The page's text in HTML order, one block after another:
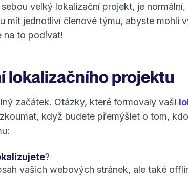
velký lokalizační projekt, je
mít jednotliví členové týmu, abyste mohli
na to podívat!
lokalizačního projektu
začátek. Otázky, které formovaly vaši
když budete přemýšlet o tom,
?
vašich webových stránek, ale také